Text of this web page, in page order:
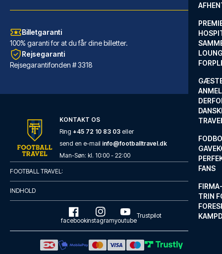
FANS
TRIN
Good Morning Gelsenkirchen City
Med et ophold ved Good Morning...
LÆS MERE OM HOTELLET
Billetgaranti
100% garanti for at du får dine billetter.
Rejsegaranti
Rejsegarantifonden # 3318
KONTAKT OS
Ring +45 72 10 83 03 eller
send en e-mail info@footballtravel.dk
Man-Søn: kl. 10:00 - 22:00
FOOTBALL TRAVEL:
INDHOLD
facebookinstagramyoutube
Trustpilot